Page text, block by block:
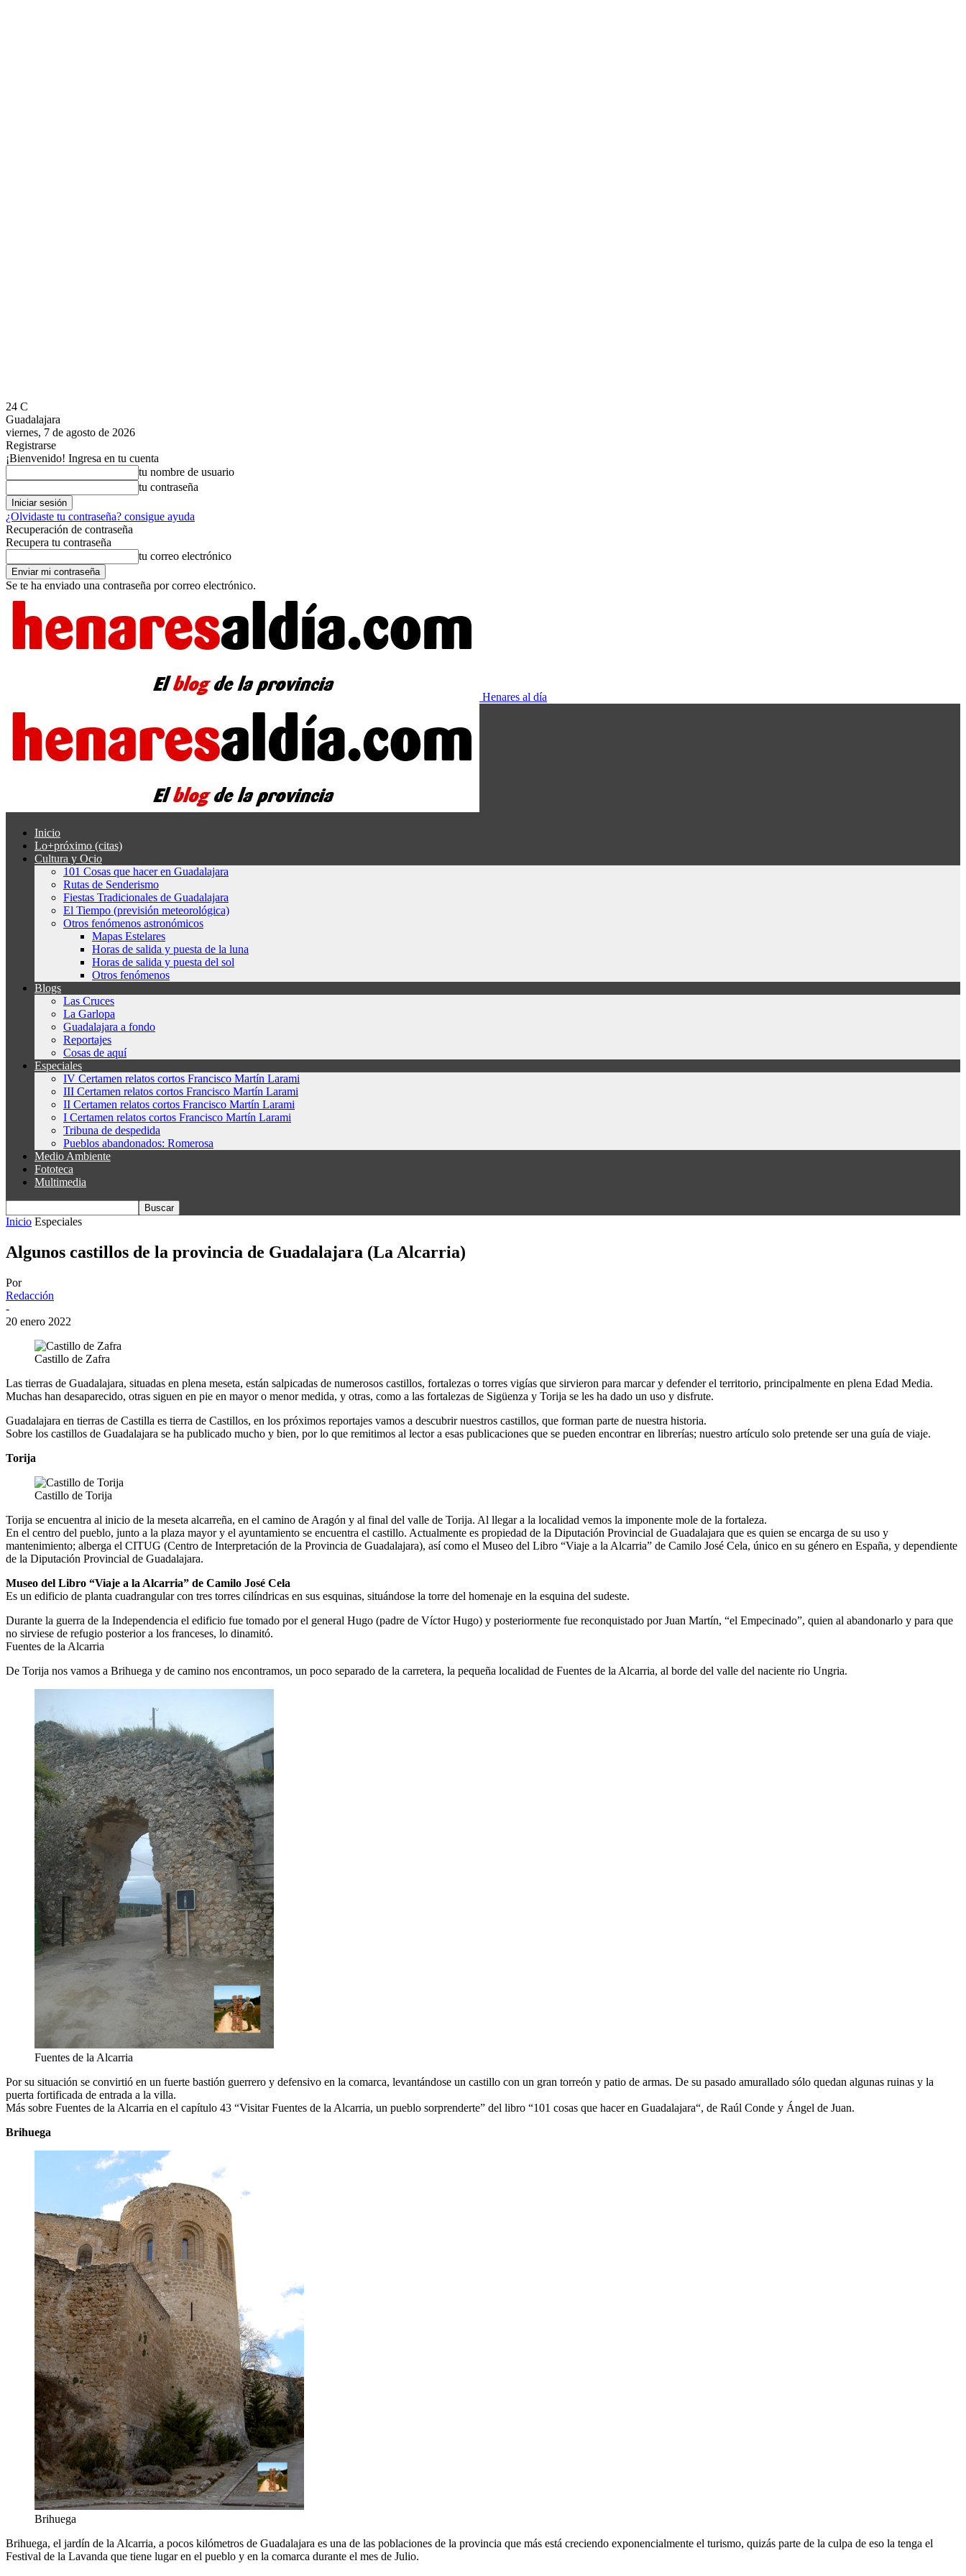
24 C
Guadalajara
viernes, 7 de agosto de 2026
Registrarse
¡Bienvenido! Ingresa en tu cuenta
tu nombre de usuario
tu contraseña
¿Olvidaste tu contraseña? consigue ayuda
Recuperación de contraseña
Recupera tu contraseña
tu correo electrónico
Se te ha enviado una contraseña por correo electrónico.
Henares al día
Inicio
Lo+próximo (citas)
Cultura y Ocio
101 Cosas que hacer en Guadalajara
Rutas de Senderismo
Fiestas Tradicionales de Guadalajara
El Tiempo (previsión meteorológica)
Otros fenómenos astronómicos
Mapas Estelares
Horas de salida y puesta de la luna
Horas de salida y puesta del sol
Otros fenómenos
Blogs
Las Cruces
La Garlopa
Guadalajara a fondo
Reportajes
Cosas de aquí
Especiales
IV Certamen relatos cortos Francisco Martín Larami
III Certamen relatos cortos Francisco Martín Larami
II Certamen relatos cortos Francisco Martín Larami
I Certamen relatos cortos Francisco Martín Larami
Tribuna de despedida
Pueblos abandonados: Romerosa
Medio Ambiente
Fototeca
Multimedia
Inicio Especiales
Algunos castillos de la provincia de Guadalajara (La Alcarria)
Por
Redacción
-
20 enero 2022
Castillo de Zafra
Las tierras de Guadalajara, situadas en plena meseta, están salpicadas de numerosos castillos, fortalezas o torres vigías que sirvieron para marcar y defender el territorio, principalmente en plena Edad Media.
Muchas han desaparecido, otras siguen en pie en mayor o menor medida, y otras, como a las fortalezas de Sigüenza y Torija se les ha dado un uso y disfrute.
Guadalajara en tierras de Castilla es tierra de Castillos, en los próximos reportajes vamos a descubrir nuestros castillos, que forman parte de nuestra historia.
Sobre los castillos de Guadalajara se ha publicado mucho y bien, por lo que remitimos al lector a esas publicaciones que se pueden encontrar en librerías; nuestro artículo solo pretende ser una guía de viaje.
Torija
Castillo de Torija
Torija se encuentra al inicio de la meseta alcarreña, en el camino de Aragón y al final del valle de Torija. Al llegar a la localidad vemos la imponente mole de la fortaleza.
En el centro del pueblo, junto a la plaza mayor y el ayuntamiento se encuentra el castillo. Actualmente es propiedad de la Diputación Provincial de Guadalajara que es quien se encarga de su uso y
mantenimiento; alberga el CITUG (Centro de Interpretación de la Provincia de Guadalajara), así como el Museo del Libro “Viaje a la Alcarria” de Camilo José Cela, único en su género en España, y dependiente
de la Diputación Provincial de Guadalajara.
Museo del Libro “Viaje a la Alcarria” de Camilo José Cela
Es un edificio de planta cuadrangular con tres torres cilíndricas en sus esquinas, situándose la torre del homenaje en la esquina del sudeste.
Durante la guerra de la Independencia el edificio fue tomado por el general Hugo (padre de Víctor Hugo) y posteriormente fue reconquistado por Juan Martín, “el Empecinado”, quien al abandonarlo y para que
no sirviese de refugio posterior a los franceses, lo dinamitó.
Fuentes de la Alcarria
De Torija nos vamos a Brihuega y de camino nos encontramos, un poco separado de la carretera, la pequeña localidad de Fuentes de la Alcarria, al borde del valle del naciente rio Ungria.
Fuentes de la Alcarria
Por su situación se convirtió en un fuerte bastión guerrero y defensivo en la comarca, levantándose un castillo con un gran torreón y patio de armas. De su pasado amurallado sólo quedan algunas ruinas y la
puerta fortificada de entrada a la villa.
Más sobre Fuentes de la Alcarria en el capítulo 43 “Visitar Fuentes de la Alcarria, un pueblo sorprenderte” del libro “101 cosas que hacer en Guadalajara“, de Raúl Conde y Ángel de Juan.
Brihuega
Brihuega
Brihuega, el jardín de la Alcarria, a pocos kilómetros de Guadalajara es una de las poblaciones de la provincia que más está creciendo exponencialmente el turismo, quizás parte de la culpa de eso la tenga el
Festival de la Lavanda que tiene lugar en el pueblo y en la comarca durante el mes de Julio.